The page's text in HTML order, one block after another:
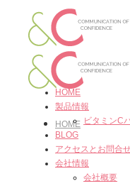
HOME
HOME
製品情報
ビタミンC
BLOG
アクセスとお問合
会社情報
会社概要